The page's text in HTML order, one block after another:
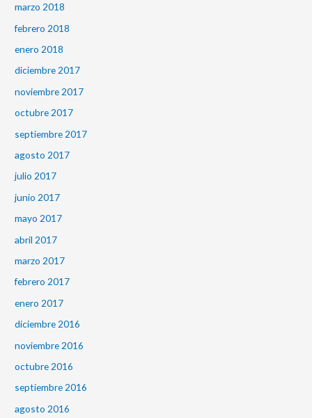
marzo 2018
febrero 2018
enero 2018
diciembre 2017
noviembre 2017
octubre 2017
septiembre 2017
agosto 2017
julio 2017
junio 2017
mayo 2017
abril 2017
marzo 2017
febrero 2017
enero 2017
diciembre 2016
noviembre 2016
octubre 2016
septiembre 2016
agosto 2016